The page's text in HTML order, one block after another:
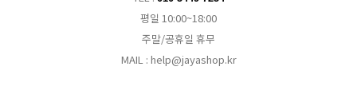
평일 10:00~18:00
주말/공휴일 휴무
MAIL : help@jayashop.kr